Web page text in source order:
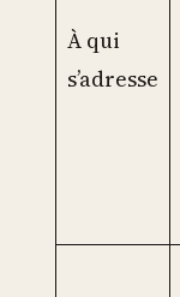
À qui
s’adresse